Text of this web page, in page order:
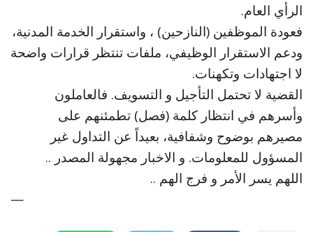
الرأي العام.
فعودة الموظفين (النازحين) ، واستقرار الخدمة المدنية،
ودعم الاستقرار الوظيفي، ملفات تنتظر قرارات واضحة
لا اجتهادات وتكهنات.
القضية لا تحتمل التأجيل و التسويف. فالعاملون
وأسرهم في انتظار كلمة (فصل) تطمئنهم على
مصيرهم بوضوح وشفافية، بعيداً عن التداول غير
المسؤول للمعلومات. و الاخبار مجهولة المصدر ..
اللهم يسر الأمر و فرج الهم ..
—